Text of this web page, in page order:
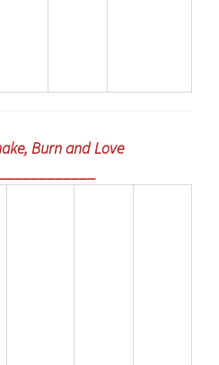
Burn and Love